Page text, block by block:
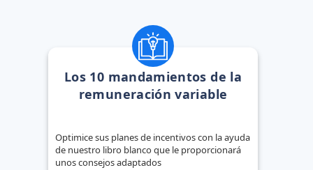
Los 10 mandamientos de la
remuneración variable
Optimice sus planes de incentivos con la ayuda
de nuestro libro blanco que le proporcionará
unos consejos adaptados